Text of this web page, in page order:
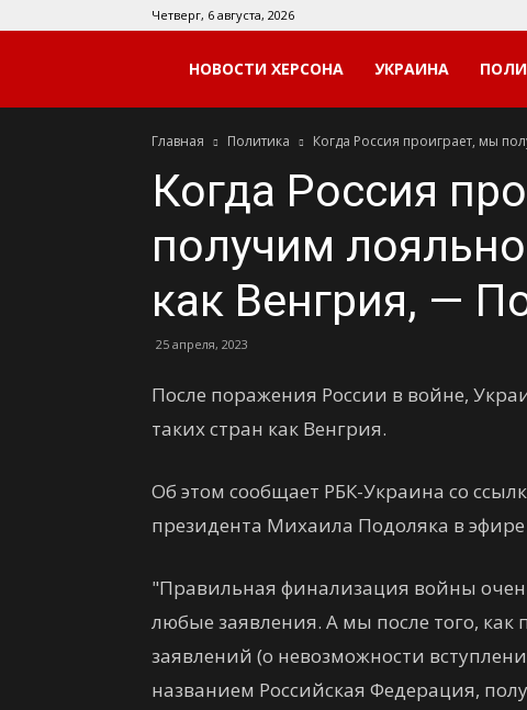
Четверг, 6 августа, 2026
Мой
Херсон
НОВОСТИ ХЕРСОНА УКРАИНА
Главная Политика Когда Россия проиграет, мы
Когда Россия
получим
как Венгрия, —
25 апреля, 2023
После поражения России в войне,
таких стран как Венгрия.
Об этом сообщает РБК-Украина со
президента Михаила Подоляка в
"Правильная финализация войны
любые заявления. А мы после того,
заявлений (о невозможности
названием Российская Федерация,